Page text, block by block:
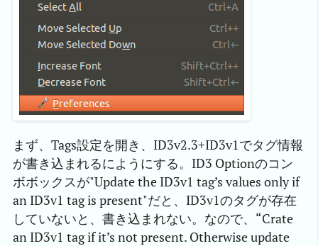
まず、Tags設定を開き、ID3v2.3+ID3v1でタグ情報
が書き込まれるにようにする。ID3 Optionのコン
ボボックスが"Update the ID3v1 tag’s values only if
an ID3v1 tag is present"だと、ID3v1のタグが存在
していないと、書き込まれない。なので、“Crate
an ID3v1 tag if it’s not present. Otherwise update